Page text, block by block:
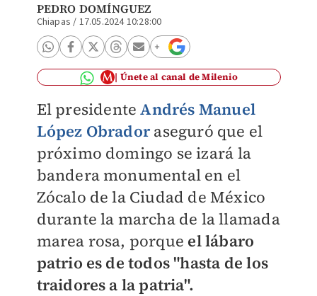
PEDRO DOMÍNGUEZ
Chiapas / 17.05.2024 10:28:00
Únete al canal de Milenio
El presidenteAndrés Manuel
López Obradoraseguró que el
próximo domingo se izará la
bandera monumental en el
Zócalo de la Ciudad de México
durante la marcha de la llamada
marea rosa, porque el lábaro
patrio es de todos "hasta de los
traidores a la patria".